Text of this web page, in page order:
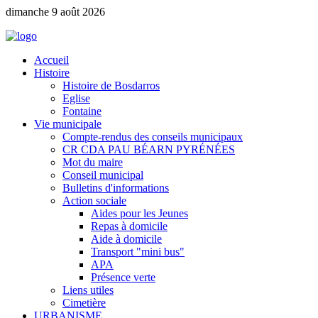
dimanche 9 août 2026
Accueil
Histoire
Histoire de Bosdarros
Eglise
Fontaine
Vie municipale
Compte-rendus des conseils municipaux
CR CDA PAU BÉARN PYRÉNÉES
Mot du maire
Conseil municipal
Bulletins d'informations
Action sociale
Aides pour les Jeunes
Repas à domicile
Aide à domicile
Transport "mini bus"
APA
Présence verte
Liens utiles
Cimetière
URBANISME